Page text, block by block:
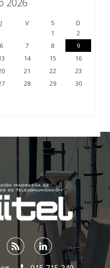
2026
J V S
D
1
2
6 7 8
9
14 15
16
21 22
23
28 29
30